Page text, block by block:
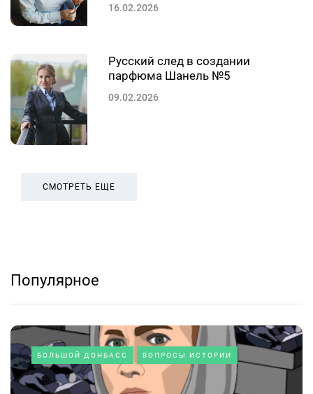
16.02.2026
Русский след в создании
парфюма Шанель №5
09.02.2026
СМОТРЕТЬ ЕЩЕ
Популярное
БОЛЬШОЙ ДОНБАСС ВОПРОСЫ ИСТОРИИ